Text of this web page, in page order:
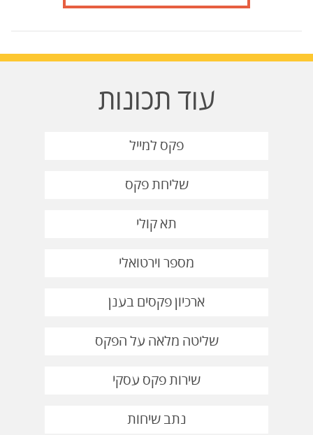
עוד תכונות
פקס למייל
שליחת פקס
תא קולי
מספר וירטואלי
ארכיון פקסים בענן
שליטה מלאה על הפקס
שירות פקס עסקי
נתב שיחות